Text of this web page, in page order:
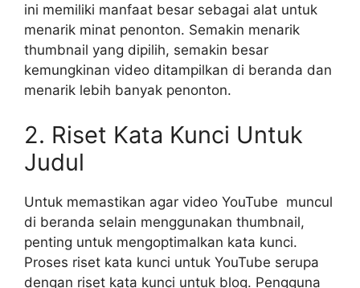
ini memiliki manfaat besar sebagai alat untuk
menarik minat penonton. Semakin menarik
thumbnail yang dipilih, semakin besar
kemungkinan video ditampilkan di beranda dan
menarik lebih banyak penonton.
2. Riset Kata Kunci Untuk
Judul
Untuk memastikan agar video YouTube muncul
di beranda selain menggunakan thumbnail,
penting untuk mengoptimalkan kata kunci.
Proses riset kata kunci untuk YouTube serupa
dengan riset kata kunci untuk blog. Pengguna